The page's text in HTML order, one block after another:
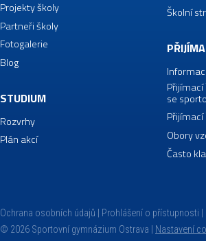
Projekty školy
Partneři školy
Fotogalerie
Blog
STUDIUM
Rozvrhy
Plán akcí
Školní
se
Obory
Často
Ochrana osobních údajů Prohlášení o přístupnosti
© 2026 Sportovní gymnázium Ostrava |
Nastavení